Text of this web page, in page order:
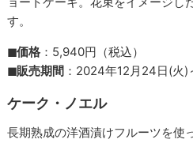
す。
◼︎価格 ：5,940円（税込）
◼︎販売期間 ：2024年12月24日(火)
ケーク・ノエル
長期熟成の洋酒漬けフルーツを使